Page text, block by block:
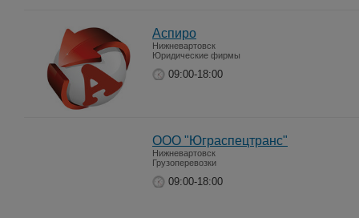
Аспиро
Нижневартовск
Юридические фирмы
09:00-18:00
ООО "Юграспецтранс"
Нижневартовск
Грузоперевозки
09:00-18:00